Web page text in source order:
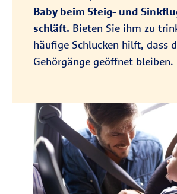
Baby beim Steig- und
schläft. Bieten Sie ihm zu
häufige Schlucken hilft, dass
Gehörgänge geöffnet bleiben.